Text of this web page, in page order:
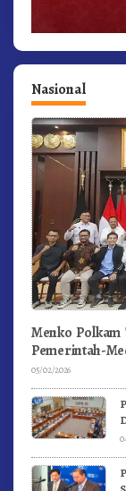
Nasional
Menko Polkam
Pemerintah-
05/02/2026